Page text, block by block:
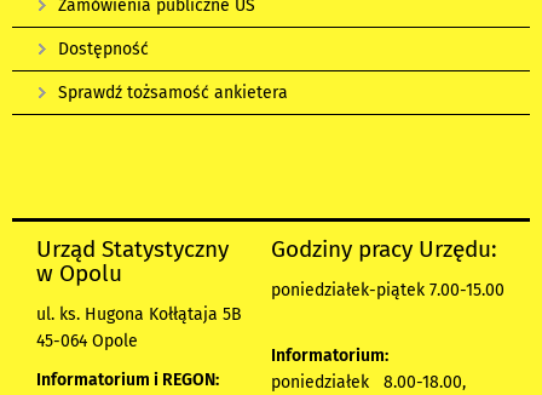
Zamówienia publiczne US
Dostępność
Sprawdź tożsamość ankietera
Urząd Statystyczny
w Opolu
ul. ks. Hugona Kołłątaja 5B
45-064 Opole
Informatorium i REGON:
Godziny pracy Urzędu:
poniedziałek-piątek 7.00-15.00
Informatorium:
poniedziałek 8.00-18.00,